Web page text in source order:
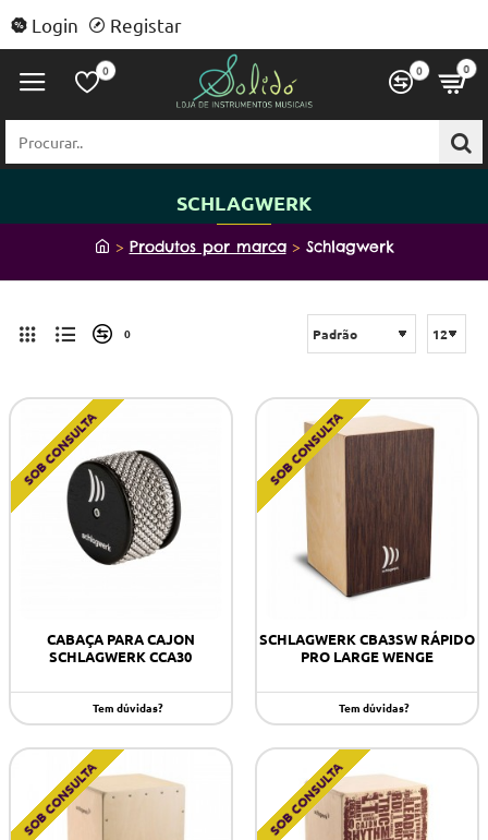
Login Registar
0 0 0
Procurar..
SCHLAGWERK
h
Produtos por marca Schlagwerk
0
SOB CONSULTA
CABAÇA PARA CAJON
SCHLAGWERK CCA30
Tem dúvidas?
SOB CONSULTA
SCHLAGWERK CBA3SW RÁPIDO
PRO LARGE WENGE
Tem dúvidas?
SOB CONSULTA SOB CONSULTA